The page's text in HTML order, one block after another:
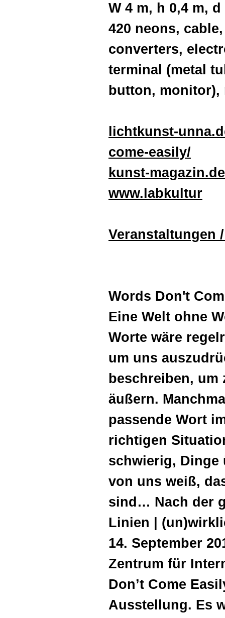
W 4 m, h 0,4 m, d
420 neons,
converters,
terminal (metal
button, monitor),
lichtkunst-
come-easily/
kunst-
www.labkultur
Veranstaltungen
Words Don't
Eine Welt ohne
Worte wäre
um uns
beschreiben,
äußern.
passende Wort
richtigen
schwierig, Dinge
von uns weiß,
sind… Nach der
Linien |
14. September
Zentrum für
Don’t Come
Ausstellung. Es